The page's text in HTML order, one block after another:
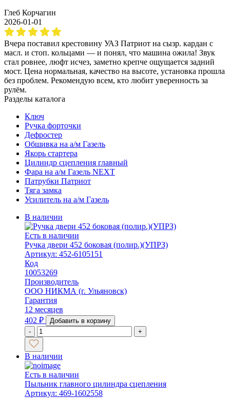
Глеб Корчагин
2026-01-01
Вчера поставил крестовину УАЗ Патриот на сызр. кардан с
масл. и стоп. кольцами — и понял, что машина ожила! Звук
стал ровнее, люфт исчез, заметно крепче ощущается задний
мост. Цена нормальная, качество на высоте, установка прошла
без проблем. Рекомендую всем, кто любит уверенность за
рулём.
Разделы каталога
Ключ
Ручка форточки
Дефростер
Обшивка на а/м Газель
Якорь стартера
Цилиндр сцепления главный
Фара на а/м Газель NEXT
Патрубки Патриот
Тяга замка
Усилитель на а/м Газель
В наличии
Есть в наличии
Ручка двери 452 боковая (полир.)(УПРЗ)
Артикул: 452-6105151
Код
10053269
Производитель
ООО НИКМА (г. Ульяновск)
Гарантия
12 месяцев
402 ₽
Добавить в корзину
-
+
В наличии
Есть в наличии
Пыльник главного цилиндра сцепления
Артикул: 469-1602558